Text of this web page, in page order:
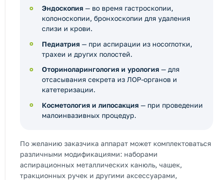
Эндоскопия — во время гастроскопии,
колоноскопии, бронхоскопии для удаления
слизи и крови.
Педиатрия — при аспирации из носоглотки,
трахеи и других полостей.
Оториноларингология и урология — для
отсасывания секрета из ЛОР-органов и
катетеризации.
Косметология и липосакция — при проведении
малоинвазивных процедур.
По желанию заказчика аппарат может комплектоваться
различными модификациями: наборами
аспирационных металлических канюль, чашек,
тракционных ручек и другими аксессуарами,